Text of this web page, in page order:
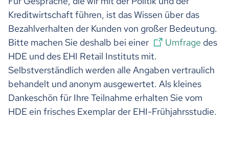
Kreditwirtschaft führen, ist das Wissen über das
Bezahlverhalten der Kunden von großer Bedeutung.
Bitte machen Sie deshalb bei einer
Umfrage des
HDE und des EHI Retail Instituts mit.
Selbstverständlich werden alle Angaben vertraulich
behandelt und anonym ausgewertet. Als kleines
Dankeschön für Ihre Teilnahme erhalten Sie vom
HDE ein frisches Exemplar der EHI-Frühjahrsstudie.